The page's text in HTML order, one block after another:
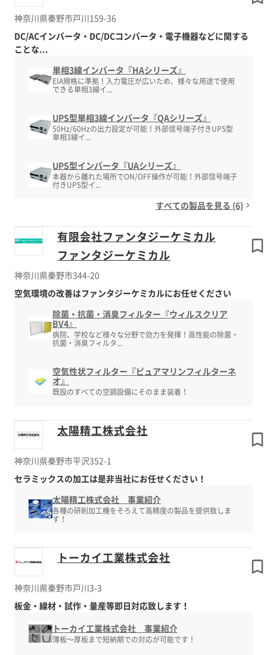
神奈川県秦野市戸川159-36
DC/ACインバータ・DC/DCコンバータ・電子機器などに関する
ことな...
単相3線インバータ『HAシリーズ』
EIA規格に準拠！入力電圧が広いため、様々な用途で使用
できる単相3線イ...
UPS型単相3線インバータ『QAシリーズ』
50Hz/60Hzの出力設定が可能！外部信号端子付きUPS型
単相3線イ...
UPS型インバータ『UAシリーズ』
本器から離れた場所でON/OFF操作が可能！外部信号端子
付きUPS型イ...
すべての製品を見る (6)
有限会社ファンタジーケミカル
ファンタジーケミカル
神奈川県秦野市344-20
空気環境の改善はファンタジーケミカルにお任せください
除菌・抗菌・消臭フィルター『ウィルスクリア
BV4』
病院、学校など様々な分野で効力を発揮！高性能の除菌・
抗菌・消臭フィルタ...
空気性状フィルター『ピュアマリンフィルターネ
オ』
既設のすべての空調設備にそのまま装着！
太陽精工株式会社
神奈川県秦野市平沢352-1
セラミックスの加工は是非当社にお任せください！
太陽精工株式会社 事業紹介
各種の研削加工機をそろえて高精度の製品を提供致しま
す！
トーカイ工業株式会社
神奈川県秦野市戸川3-3
板金・線材・試作・量産等即日対応致します！
トーカイ工業株式会社 事業紹介
薄板～厚板まで短納期での対応が可能です！